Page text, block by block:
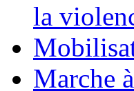
la
Marche